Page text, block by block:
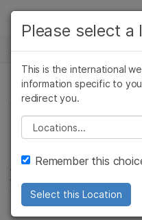
Skip to content
解决方案
学习
公司
支持
推荐内容链接
新闻中心
肿瘤, 精准健康, 公司
癌症患
现行指南建议参与
过检测进行入组？
查看更多相关内容
癌症研究
微生物学
农业基因组学
复杂疾病
Please select a
This is the international
information specific to
redirect you.
Please select a
Remember this
Select this Location